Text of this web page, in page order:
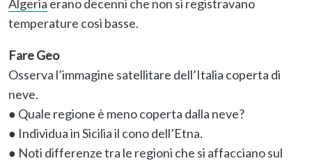
Algeria erano decenni che non si registravano
temperature così basse.
Fare Geo
Osserva l’immagine satellitare dell’Italia coperta di
neve.
● Quale regione è meno coperta dalla neve?
● Individua in Sicilia il cono dell’Etna.
● Noti differenze tra le regioni che si affacciano sul